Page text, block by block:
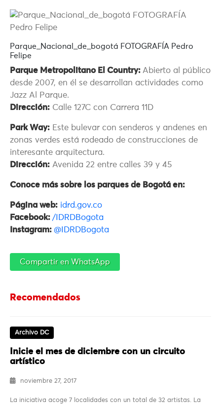
Parque_Nacional_de_bogotá FOTOGRAFÍA Pedro
Felipe
Parque Metropolitano El Country: Abierto al público
desde 2007, en él se desarrollan actividades como
Jazz Al Parque.
Dirección: Calle 127C con Carrera 11D
Park Way: Este bulevar con senderos y andenes en
zonas verdes está rodeado de construcciones de
interesante arquitectura.
Dirección: Avenida 22 entre calles 39 y 45
Conoce más sobre los parques de Bogotá en:
Página web: idrd.gov.co
Facebook: /IDRDBogota
Instagram: @IDRDBogota
Compartir en WhatsApp
Recomendados
Archivo DC
Inicie el mes de diciembre con un circuito
artístico
noviembre 27, 2017
La iniciativa acoge 7 localidades con un total de 32 artistas. La